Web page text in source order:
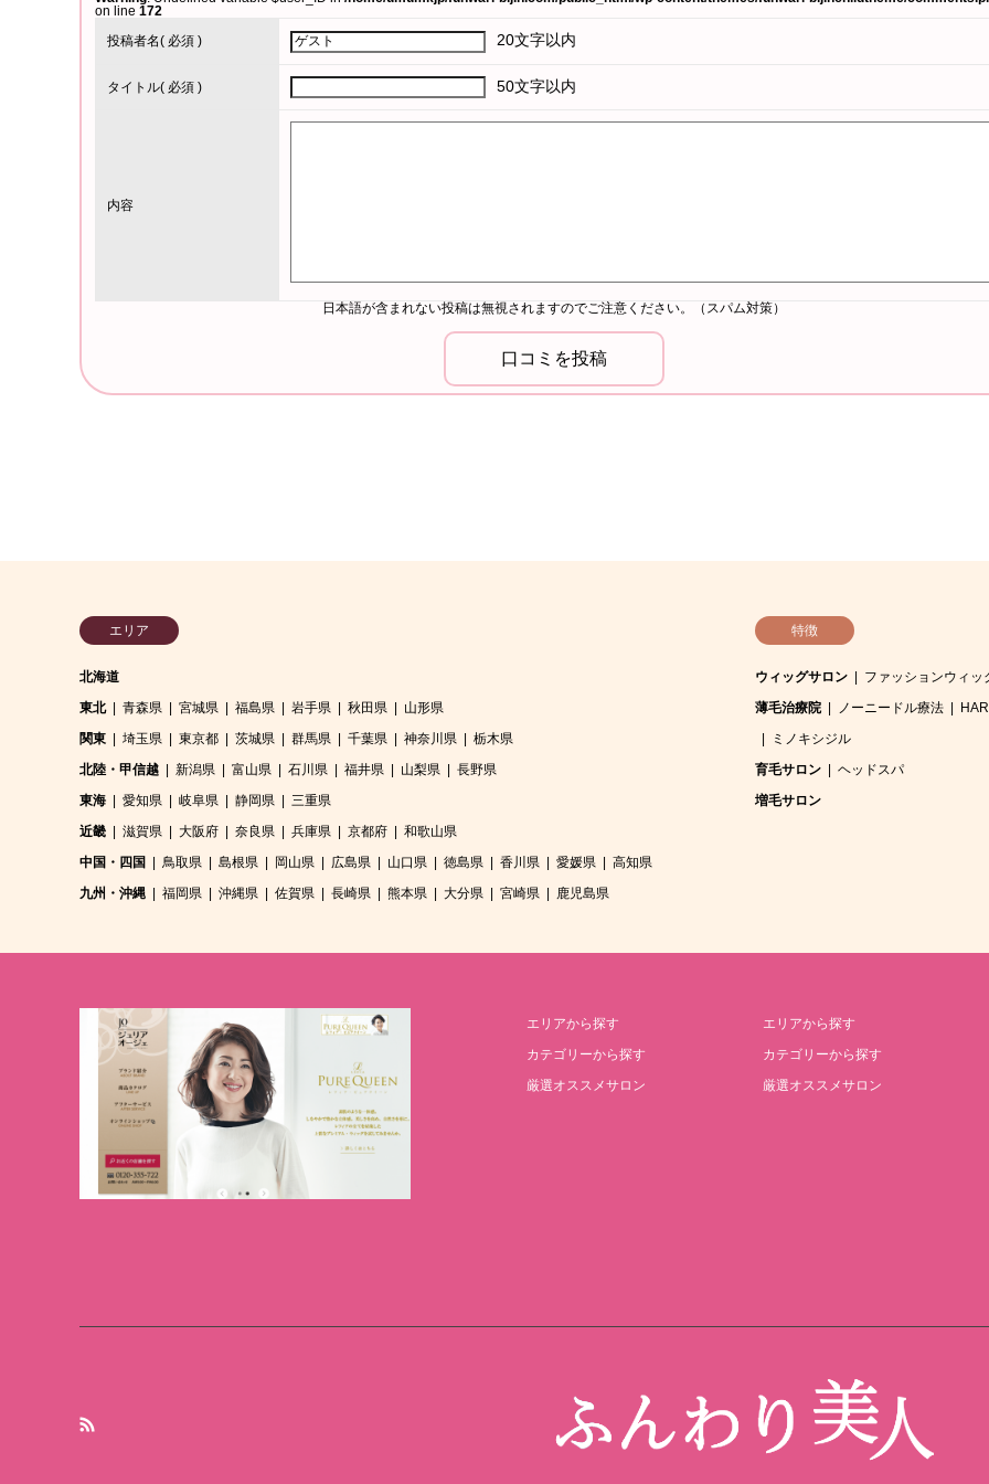
on line 172
投稿者名( 必須 ) 20文字以内
タイトル( 必須 ) 50文字以内
内容
日本語が含まれない投稿は無視されますのでご注意ください。（スパム対策）
エリア
北海道
東北
青森県 宮城県 福島県 岩手県 秋田県
山形県
関東
埼玉県 東京都 茨城県 群馬県 千葉県 神奈川県
栃木県
北陸・甲信越
新潟県 富山県 石川県 福井県 山梨県
長野県
東海
愛知県 岐阜県 静岡県
三重県
近畿
滋賀県 大阪府 奈良県 兵庫県 京都府
和歌山県
中国・四国
鳥取県 島根県 岡山県 広島県 山口県 徳島県 香川県 愛媛県
高知県
九州・沖縄
福岡県 沖縄県 佐賀県 長崎県 熊本県 大分県 宮崎県 鹿児島県
特徴
ウィッグサロン
ファッションウィッ
薄毛治療院
ノーニードル療法
ミノキシジル
育毛サロン
ヘッドスパ
増毛サロン
エリアから探す
カテゴリーから探す
厳選オススメサロン
エリアから探す
カテゴリーから探す
厳選オススメサロン